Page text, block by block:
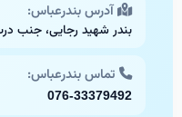
آدرس بندرعباس:
بندر شهید رجایی، جنب
تماس بندرعباس:
076-33379492